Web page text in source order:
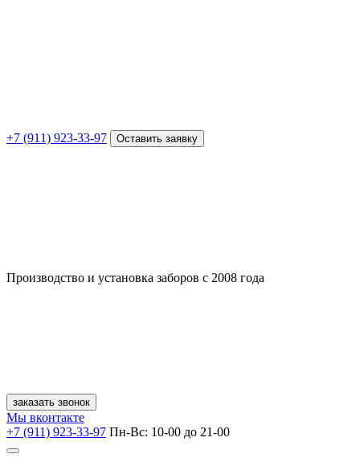
+7 (911) 923-33-97 Оставить заявку
Производство и установка заборов с 2008 года
заказать звонок
Мы вконтакте
+7 (911) 923-33-97 Пн-Вс: 10-00 до 21-00